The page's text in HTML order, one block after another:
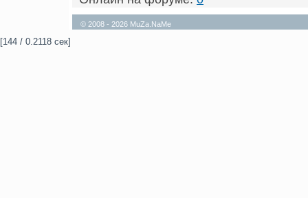
© 2008 - 2026 MuZa.NaMe
[144 / 0.2118 сек]